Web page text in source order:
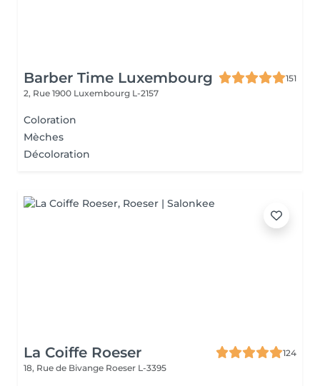
Barber Time Luxembourg
151
2, Rue 1900 Luxembourg L-2157
Coloration
Mèches
Décoloration
La Coiffe Roeser
124
18, Rue de Bivange Roeser L-3395